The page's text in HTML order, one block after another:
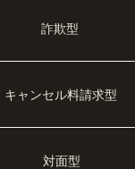
詐欺型
キャンセル料請求型
対面型